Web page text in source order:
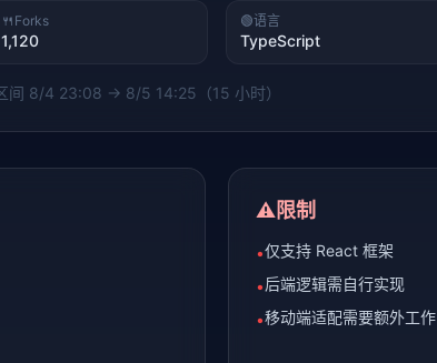
🍴 Forks
1,120
🟢语言
TypeScript
间 8/4 23:08 → 8/5 14:25（15 小时）
⚠️限制
•仅支持 React 框架
•后端逻辑需自行实现
•移动端适配需要额外工作